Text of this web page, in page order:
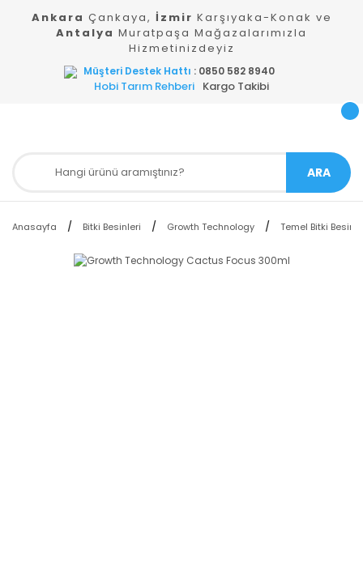
Ankara Çankaya, İzmir Karşıyaka-Konak ve
Antalya Muratpaşa Mağazalarımızla
Hizmetinizdeyiz
Müşteri Destek Hattı : 0850 582 8940
Hobi Tarım Rehberi Kargo Takibi
ARA
Anasayfa Bitki Besinleri Growth Technology Temel Bitki